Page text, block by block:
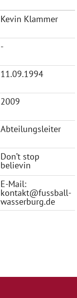
Kevin Klammer
-
11.09.1994
2009
Abteilungsleiter
Don’t stop
believin
E-Mail:
kontakt@fussball-
wasserburg.de